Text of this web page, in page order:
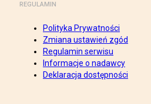
REGULAMIN
Polityka Prywatności
Zmiana ustawień zgód
Regulamin serwisu
Informacje o nadawcy
Deklaracja dostępności